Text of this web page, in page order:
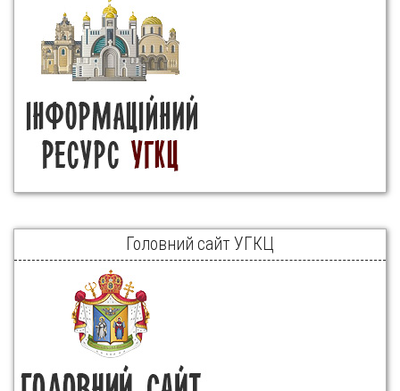
Головний сайт УГКЦ